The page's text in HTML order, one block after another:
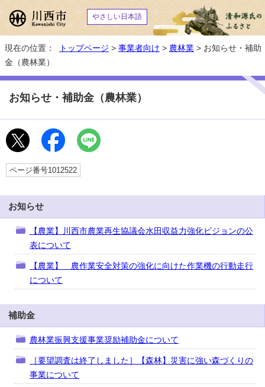
やさしい日本語
現在の位置： トップページ > 事業者向け > 農林業 > お知らせ・補助
金（農林業）
お知らせ・補助金（農林業）
ページ番号1012522
お知らせ
【農業】川西市農業再生協議会水田収益力強化ビジョンの公
表について
【農業】 農作業安全対策の強化に向けた作業機の行動走行
について
補助金
農林業振興支援事業奨励補助金について
［要望調査は終了しました］【森林】災害に強い森づくりの
事業について